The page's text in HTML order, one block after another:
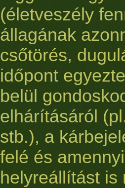
(életveszély
állagának
csőtörés,
időpont
belül
elhárításáról
stb.), a
felé és
helyreállítást is